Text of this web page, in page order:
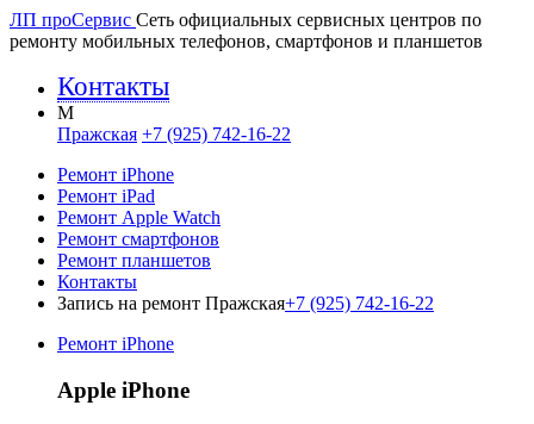
ЛП проСервис Сеть официальных сервисных центров по
ремонту мобильных телефонов, смартфонов и планшетов
Контакты
M
Пражская +7 (925) 742-16-22
Ремонт iPhone
Ремонт iPad
Ремонт Apple Watch
Ремонт смартфонов
Ремонт планшетов
Контакты
Запись на ремонт Пражская+7 (925) 742-16-22
Ремонт iPhone
Apple iPhone